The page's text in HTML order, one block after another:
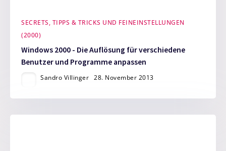
SECRETS, TIPPS & TRICKS UND FEINEINSTELLUNGEN
(2000)
Windows 2000 - Die Auflösung für verschiedene
Benutzer und Programme anpassen
Sandro Villinger 28. November 2013